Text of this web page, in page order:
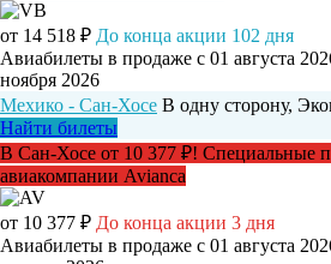
от 14 518 ₽ До конца акции 102 дня
Авиабилеты в продаже с 01 августа
ноября 2026
Мехико - Сан-Хосе В одну сторону,
Найти билеты
В Сан-Хосе от 10 377 ₽! Специальные
авиакомпании Avianca
от 10 377 ₽ До конца акции 3 дня
Авиабилеты в продаже с 01 августа